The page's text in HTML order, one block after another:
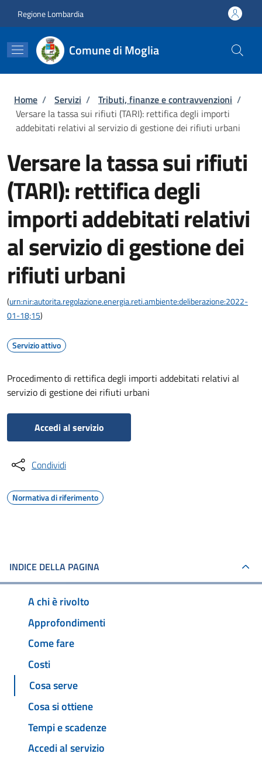
Regione Lombardia
Comune di Moglia
Briciole di pane
Home / Servizi / Tributi, finanze e contravvenzioni /
Versare la tassa sui rifiuti (TARI): rettifica degli importi
addebitati relativi al servizio di gestione dei rifiuti urbani
Versare la tassa sui rifiuti
(TARI): rettifica degli
importi addebitati relativi
al servizio di gestione dei
rifiuti urbani
(urn:nir:autorita.regolazione.energia.reti.ambiente:deliberazione:2022-
01-18;15)
Servizio attivo
Procedimento di rettifica degli importi addebitati relativi al
servizio di gestione dei rifiuti urbani
Accedi al servizio
Condividi
Normativa di riferimento
INDICE DELLA PAGINA
A chi è rivolto
Approfondimenti
Come fare
Costi
Cosa serve
Cosa si ottiene
Tempi e scadenze
Accedi al servizio